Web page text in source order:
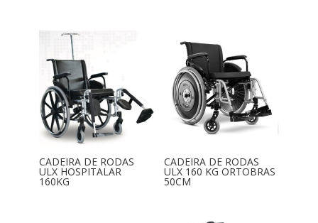
CADEIRA DE RODAS
ULX HOSPITALAR
160KG
CADEIRA DE RODAS
ULX 160 KG ORTOBRAS
50CM